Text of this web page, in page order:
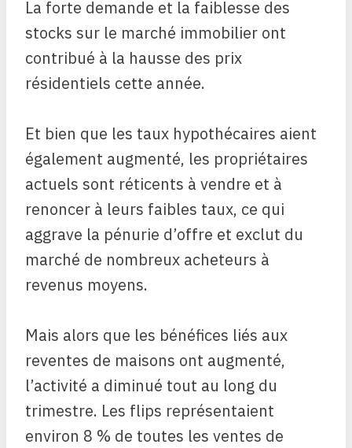
La forte demande et la faiblesse des
stocks sur le marché immobilier ont
contribué à la hausse des prix
résidentiels cette année.
Et bien que les taux hypothécaires aient
également augmenté, les propriétaires
actuels sont réticents à vendre et à
renoncer à leurs faibles taux, ce qui
aggrave la pénurie d’offre et exclut du
marché de nombreux acheteurs à
revenus moyens.
Mais alors que les bénéfices liés aux
reventes de maisons ont augmenté,
l’activité a diminué tout au long du
trimestre. Les flips représentaient
environ 8 % de toutes les ventes de